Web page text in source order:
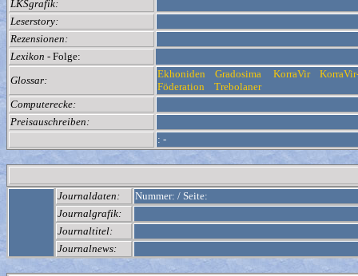
LKSgrafik:
Leserstory:
Rezensionen:
Lexikon - Folge:
Glossar:
Ekhoniden Gradosima KorraVir
Föderation
Trebolaner
Computerecke:
Preisauschreiben:
: -
Journaldaten: Nummer: / Seite:
Journalgrafik:
Journaltitel:
Journalnews: